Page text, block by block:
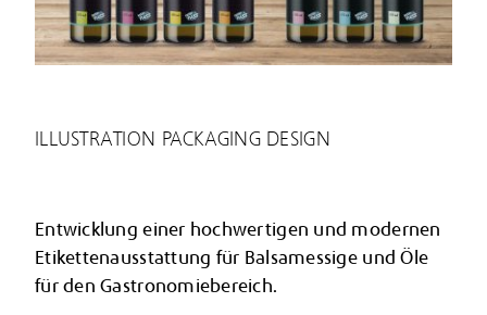
ILLUSTRATION PACKAGING DESIGN
Entwicklung einer hochwertigen und modernen
Etikettenausstattung für Balsamessige und Öle
für den Gastronomiebereich.